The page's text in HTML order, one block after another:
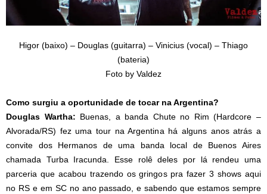
Higor (baixo) – Douglas (guitarra) – Vinicius (vocal) – Thiago
(bateria)
Foto by Valdez
Como surgiu a oportunidade de tocar na Argentina?
Douglas Wartha: Buenas, a banda Chute no Rim (Hardcore –
Alvorada/RS) fez uma tour na Argentina há alguns anos atrás a
convite dos Hermanos de uma banda local de Buenos Aires
chamada Turba Iracunda. Esse rolê deles por lá rendeu uma
parceria que acabou trazendo os gringos pra fazer 3 shows aqui
no RS e em SC no ano passado, e sabendo que estamos sempre